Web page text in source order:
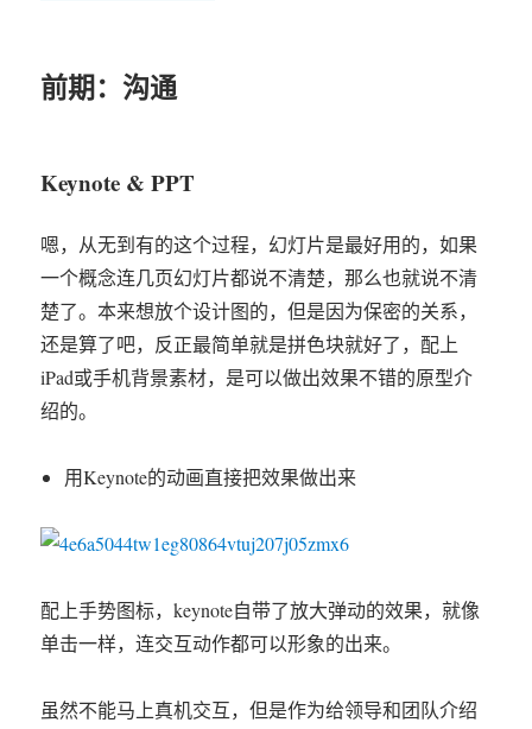
前期：沟通
Keynote & PPT
嗯，从无到有的这个过程，幻灯片是最好用的，如果
一个概念连几页幻灯片都说不清楚，那么也就说不清
楚了。本来想放个设计图的，但是因为保密的关系，
还是算了吧，反正最简单就是拼色块就好了，配上
iPad或手机背景素材，是可以做出效果不错的原型介
绍的。
用Keynote的动画直接把效果做出来
配上手势图标，keynote自带了放大弹动的效果，就像
单击一样，连交互动作都可以形象的出来。
虽然不能马上真机交互，但是作为给领导和团队介绍